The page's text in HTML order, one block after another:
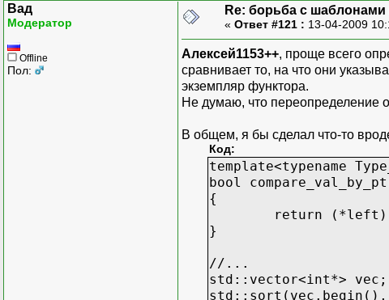
Вад
Модератор
Offline
Пол:
Re: борьба с
« Ответ #121 : 13-04-2009
Алексей1153++, проще всего
сравнивает то, на что они
экземпляр функтора.
Не думаю, что переопределение
В общем, я бы сделал что-то
Код:
template<typename
bool
{
return
}
//...
std::vector<int*> vec;
std::sort(vec.begin(),